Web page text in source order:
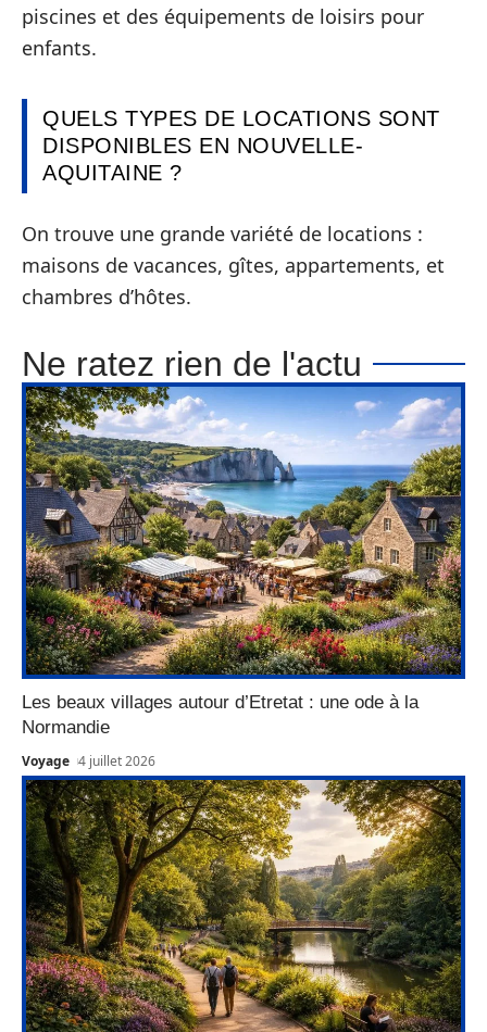
piscines et des équipements de loisirs pour
enfants.
QUELS TYPES DE LOCATIONS SONT
DISPONIBLES EN NOUVELLE-
AQUITAINE ?
On trouve une grande variété de locations :
maisons de vacances, gîtes, appartements, et
chambres d’hôtes.
Ne ratez rien de l'actu
Les beaux villages autour d’Etretat : une ode à la
Normandie
Voyage 4 juillet 2026